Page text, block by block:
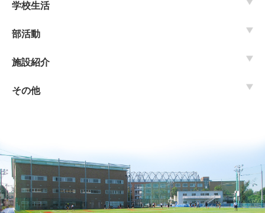
学校生活
部活動
施設紹介
その他